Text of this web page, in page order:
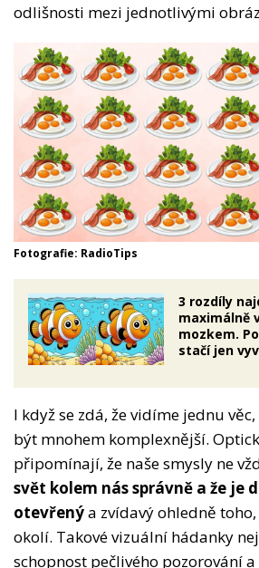
odlišnosti mezi jednotlivými
Fotografie: RadioTips
3 rozdíly
maximálně
mozkem.
stačí jen
I když se zdá, že vidíme jednu
být mnohem komplexnější.
připomínají, že naše smysly ne
svět kolem nás správně a že je
otevřenýa zvídavý ohledně
okolí. Takové vizuální hádanky
schopnost pečlivého pozorování